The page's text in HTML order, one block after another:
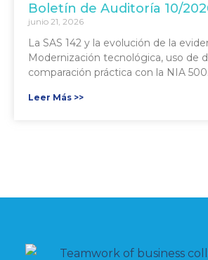
Boletín de Auditoría 10/
junio 21, 2026
La SAS 142 y la evolución de la
Modernización tecnológica, uso de
comparación práctica con la NIA
Leer Más >>